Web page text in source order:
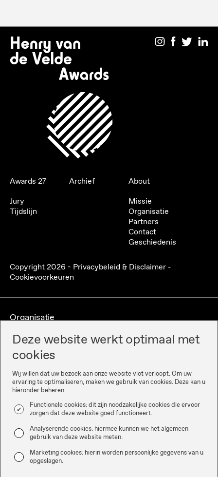
Awards 27
Jury
Tijdslijn
Archief
About
Missie
Organisatie
Partners
Contact
Geschiedenis
Copyright2026 - Privacybeleid & Disclaimer -
Cookievoorkeuren
Organisatie
Deze website werkt optimaal met
cookies
Wij willen dat uw bezoek aan onze website vlot verloopt. Om uw
ervaring te optimaliseren, maken we gebruik van cookies. Deze kan u
hieronder beheren.
Functionele cookies: dit zijn noodzakelijke cookies die ervoor
zorgen dat deze website goed functioneert.
Analyserende cookies: hiermee kunnen we het algemeen
gebruik van deze website meten.
Marketing cookies: hierin worden persoonlijke gegevens van u
opgeslagen.